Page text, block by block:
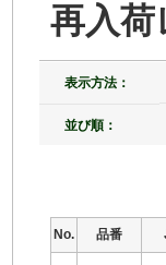
再入荷
表示方法：
並び順：
No. 品番